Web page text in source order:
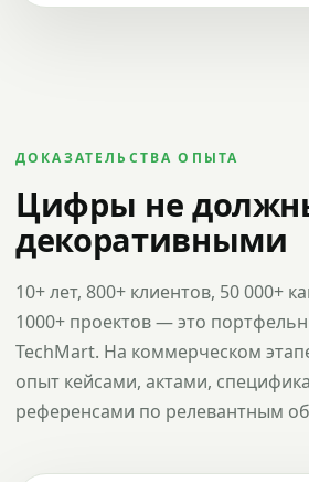
ДОКАЗАТЕЛЬСТВА ОПЫТА
Цифры не
декоративными
10+ лет, 800+ клиентов, 50 000+
1000+ проектов — это
TechMart. На коммерческом
опыт кейсами, актами,
референсами по релевантным